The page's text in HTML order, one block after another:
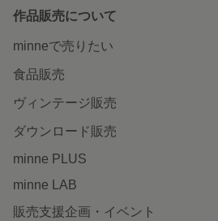
作品販売について
minneで売りたい
食品販売
ヴィンテージ販売
ダウンロード販売
minne PLUS
minne LAB
販売支援企画・イベント